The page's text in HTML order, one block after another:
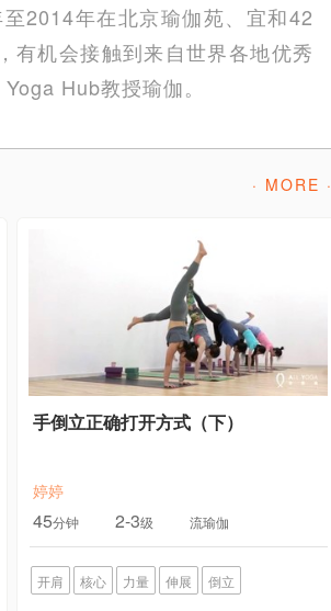
2014年在北京瑜伽苑、宜和42
有机会接触到来自世界各地优秀
Hub教授瑜伽。
· MORE ·
手倒立正确打开方式（下）
婷婷
45分钟 2-3级 流瑜伽
开肩 核心 力量 伸展 倒立